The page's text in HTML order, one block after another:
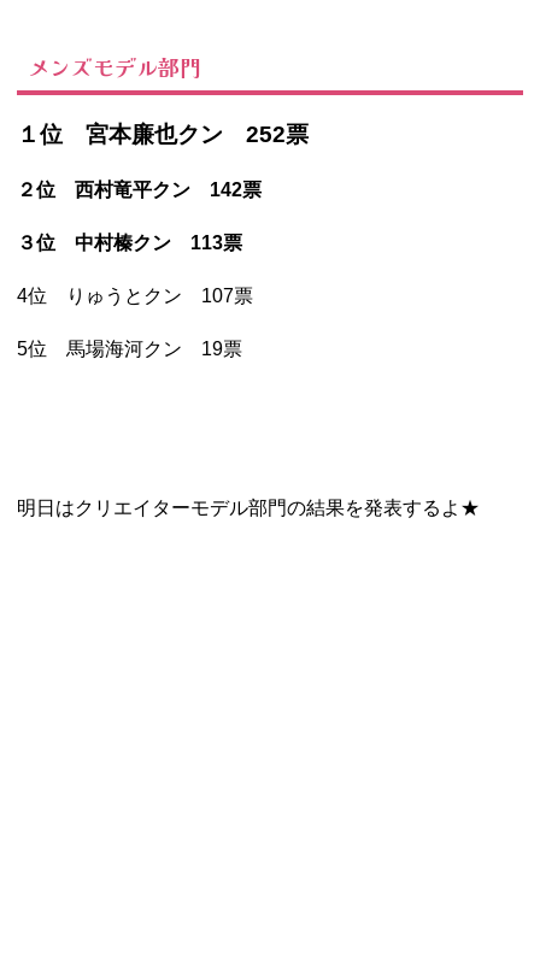
メンズモデル部門
１位 宮本廉也クン 252票
２位 西村竜平クン 142票
３位 中村榛クン 113票
4位 りゅうとクン 107票
5位 馬場海河クン 19票
明日はクリエイターモデル部門の結果を発表するよ★